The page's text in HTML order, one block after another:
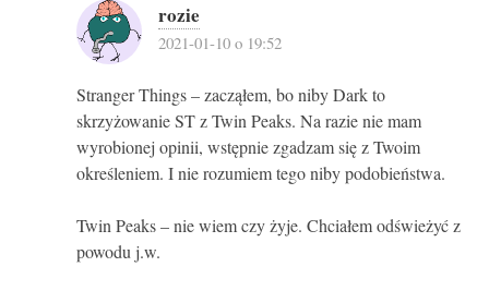
rozie
2021-01-10 o 19:52
Stranger Things – zacząłem, bo niby Dark to
skrzyżowanie ST z Twin Peaks. Na razie nie mam
wyrobionej opinii, wstępnie zgadzam się z Twoim
określeniem. I nie rozumiem tego niby podobieństwa.
Twin Peaks – nie wiem czy żyje. Chciałem odświeżyć z
powodu j.w.